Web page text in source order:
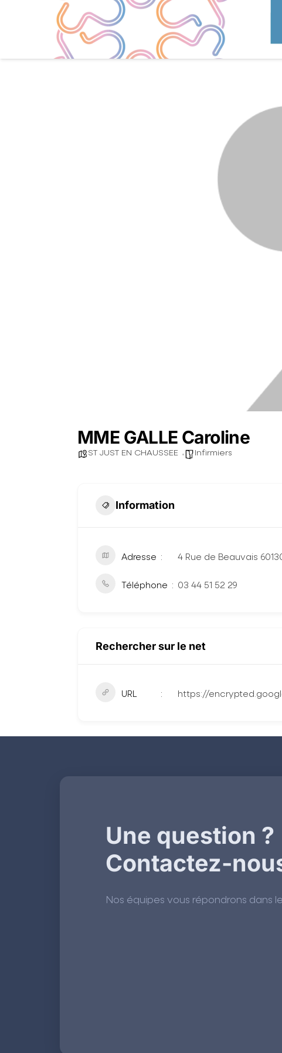
Go Back Share
MME GALLE Caroline
ST JUST EN CHAUSSEE Infirmiers
Information
Adresse 4 Rue de Beauvais
Téléphone 03 44 51 52 29
Rechercher sur le net
URL https://
Une question ?
Contactez-
Nos équipes vous répondrons dans